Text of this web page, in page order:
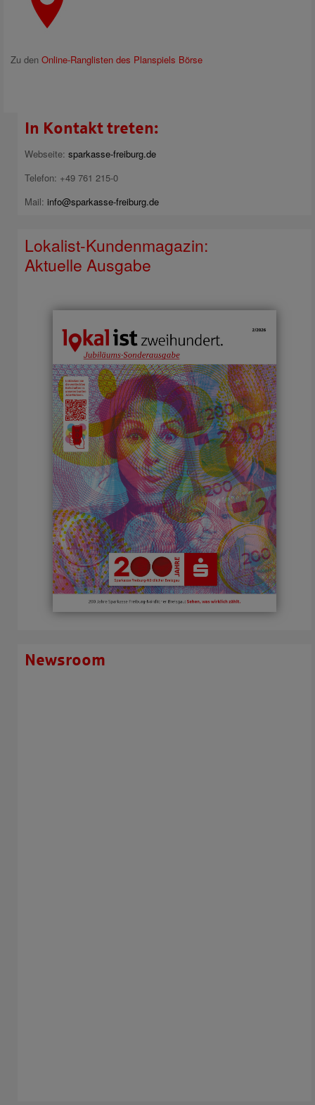
Zu den Online-Ranglisten des Planspiels Börse
In Kontakt treten:
Webseite: sparkasse-freiburg.de
Telefon: +49 761 215-0
Mail: info@sparkasse-freiburg.de
Lokalist-Kundenmagazin:
Aktuelle Ausgabe
Newsroom